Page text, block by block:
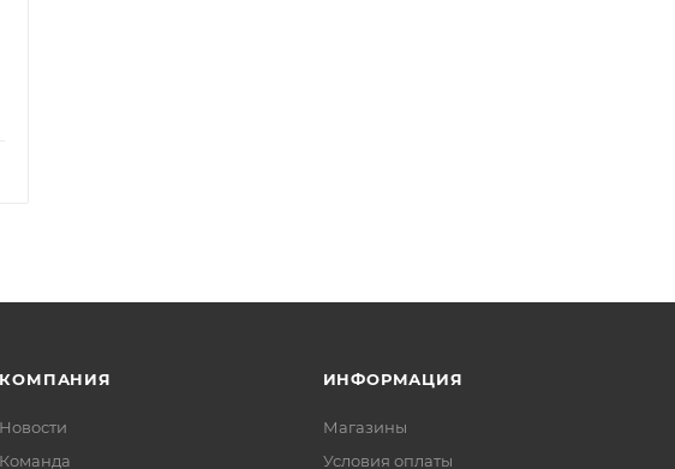
КОМПАНИЯ
Новости
Команда
ИНФОРМАЦИЯ
Магазины
Условия оплаты